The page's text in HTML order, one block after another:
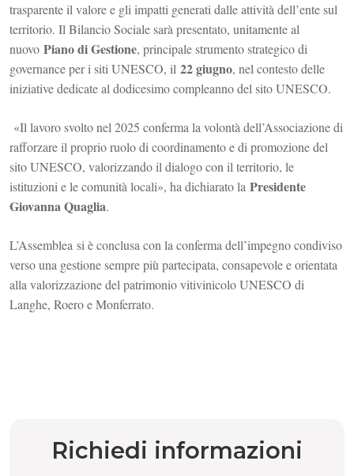
trasparente il valore e gli impatti generati dalle attività dell’ente sul
territorio. Il Bilancio Sociale sarà presentato, unitamente al
nuovo Piano di Gestione, principale strumento strategico di
governance per i siti UNESCO, il 22 giugno, nel contesto delle
iniziative dedicate al dodicesimo compleanno del sito UNESCO.
«Il lavoro svolto nel 2025 conferma la volontà dell’Associazione di
rafforzare il proprio ruolo di coordinamento e di promozione del
sito UNESCO, valorizzando il dialogo con il territorio, le
istituzioni e le comunità locali», ha dichiarato la Presidente
Giovanna Quaglia.
L’Assemblea si è conclusa con la conferma dell’impegno condiviso
verso una gestione sempre più partecipata, consapevole e orientata
alla valorizzazione del patrimonio vitivinicolo UNESCO di
Langhe, Roero e Monferrato.
Richiedi informazioni